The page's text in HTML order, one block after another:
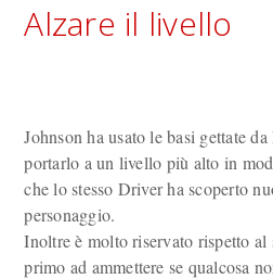
Alzare il livello
Johnson ha usato le basi gettate
portarlo a un livello più alto in
che lo stesso Driver ha scoperto
personaggio.
Inoltre è molto riservato rispetto al
primo ad ammettere se qualcosa